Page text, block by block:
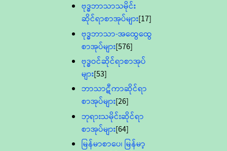
ဗုဒ္ဓဘာသာသမိုင်း
ဆိုင်ရာစာအုပ်များ[17]
ဗုဒ္ဓဘာသာ-အထွေထွေ
စာအုပ်များ[576]
ဗုဒ္ဓဝင်ဆိုင်ရာစာအုပ်
များ[53]
ဘာသာဋီကာဆိုင်ရာ
စာအုပ်များ[26]
ဘုရားသမိုင်းဆိုင်ရာ
စာအုပ်များ[64]
မြန်မာစာပေ၊ မြန်မာ့